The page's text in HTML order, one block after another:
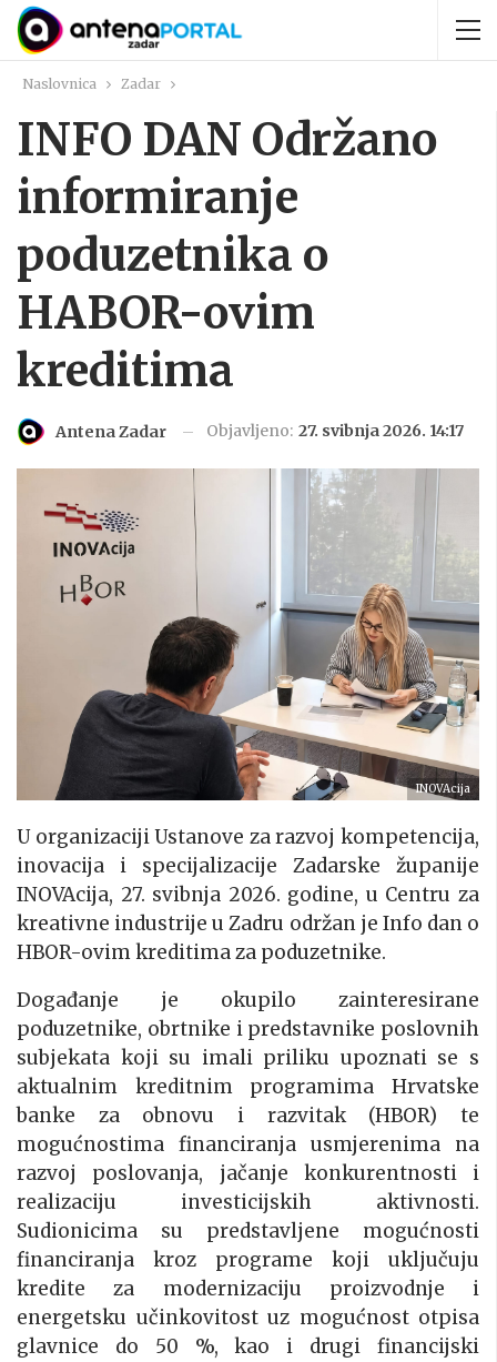
Naslovnica Zadar
INFO DAN Održano
informiranje
poduzetnika o
HABOR-ovim
kreditima
Antena Zadar Objavljeno: 27. svibnja 2026. 14:17
INOVAcija
U organizaciji Ustanove za razvoj kompetencija,
inovacija i specijalizacije Zadarske županije
INOVAcija, 27. svibnja 2026. godine, u Centru za
kreativne industrije u Zadru održan je Info dan o
HBOR-ovim kreditima za poduzetnike.
Događanje je okupilo zainteresirane
poduzetnike, obrtnike i predstavnike poslovnih
subjekata koji su imali priliku upoznati se s
aktualnim kreditnim programima Hrvatske
banke za obnovu i razvitak (HBOR) te
mogućnostima financiranja usmjerenima na
razvoj poslovanja, jačanje konkurentnosti i
realizaciju investicijskih aktivnosti.
Sudionicima su predstavljene mogućnosti
financiranja kroz programe koji uključuju
kredite za modernizaciju proizvodnje i
energetsku učinkovitost uz mogućnost otpisa
glavnice do 50 %, kao i drugi financijski